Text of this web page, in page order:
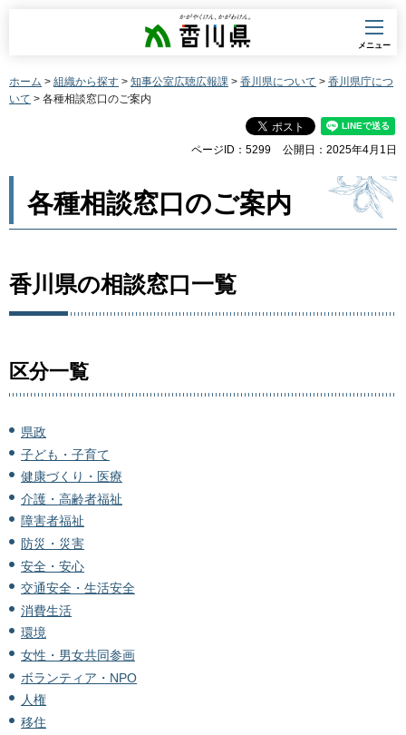
香川県
メニュー
ホーム > 組織から探す > 知事公室広聴広報課 > 香川県について > 香川県庁につ
いて > 各種相談窓口のご案内
ページID：5299 公開日：2025年4月1日
各種相談窓口のご案内
香川県の相談窓口一覧
区分一覧
県政
子ども・子育て
健康づくり・医療
介護・高齢者福祉
障害者福祉
防災・災害
安全・安心
交通安全・生活安全
消費生活
環境
女性・男女共同参画
ボランティア・NPO
人権
移住